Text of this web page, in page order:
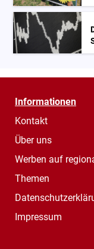
Informationen
Kontakt
Über uns
Werben auf
Themen
Impressum